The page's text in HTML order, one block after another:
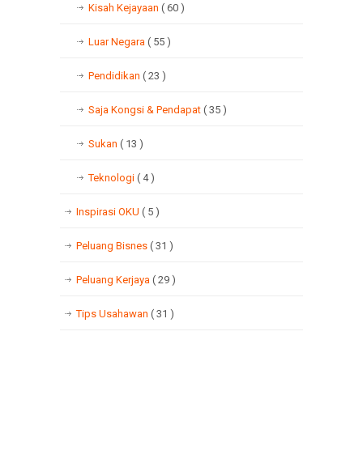
Kisah Kejayaan ( 60 )
Luar Negara ( 55 )
Pendidikan ( 23 )
Saja Kongsi & Pendapat ( 35 )
Sukan ( 13 )
Teknologi ( 4 )
Inspirasi OKU ( 5 )
Peluang Bisnes ( 31 )
Peluang Kerjaya ( 29 )
Tips Usahawan ( 31 )